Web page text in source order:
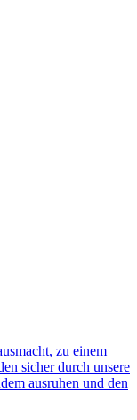
zu einem
sicher durch unsere
ausruhen und den